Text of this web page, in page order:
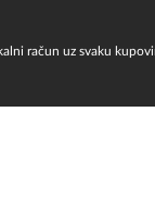
račun uz svaku